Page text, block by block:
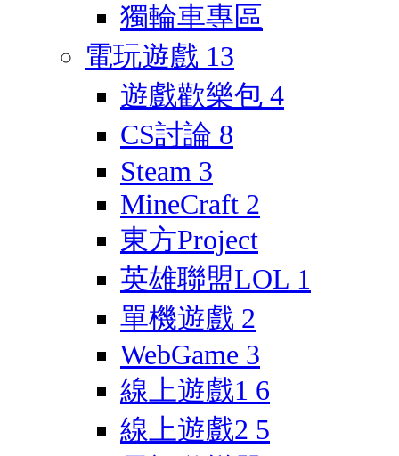
獨輪車專區
電玩遊戲 13
遊戲歡樂包 4
CS討論 8
Steam 3
MineCraft 2
東方Project
英雄聯盟LOL 1
單機遊戲 2
WebGame 3
線上遊戲1 6
線上遊戲2 5